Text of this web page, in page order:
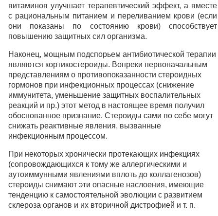
витаминов улучшает терапевтический эффект, а вместе
с рациональным питанием и переливанием крови (если
они показаны по состоянию крови) способствует
повышению защитных сил организма.
Наконец, мощным подспорьем антибиотической терапии
являются кортикостероиды. Вопреки первоначальным
представлениям о противопоказанности стероидных
гормонов при инфекционных процессах (снижение
иммунитета, уменьшение защитных воспалительных
реакций и пр.) этот метод в настоящее время получил
обоснованное признание. Стероиды сами по себе могут
снижать реактивные явления, вызванные
инфекционным процессом.
При некоторых хронически протекающих инфекциях
(сопровождающихся к тому же аллергическими и
аутоиммунными явлениями вплоть до коллагенозов)
стероиды снимают эти опасные наслоения, имеющие
тенденцию к самостоятельной эволюции с развитием
склероза органов и их вторичной дистрофией и т. п.